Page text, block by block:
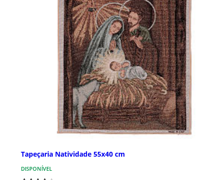
Tapeçaria Natividade 55x40 cm
DISPONÍVEL